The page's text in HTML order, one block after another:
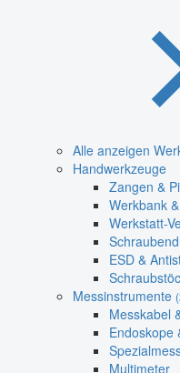
Alle anzeigen
Handwerkzeuge
Zangen &
Werkbank
Werkstatt-
ESD &
Messinstrumente
Messkabel
Endoskope
Multimeter